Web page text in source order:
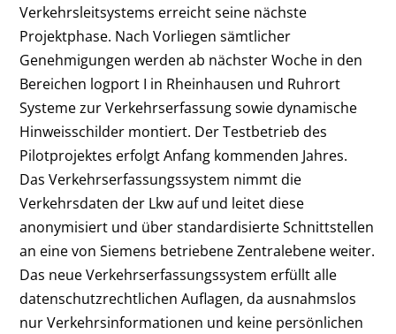
Verkehrsleitsystems erreicht seine nächste
Projektphase. Nach Vorliegen sämtlicher
Genehmigungen werden ab nächster Woche in den
Bereichen logport I in Rheinhausen und Ruhrort
Systeme zur Verkehrserfassung sowie dynamische
Hinweisschilder montiert. Der Testbetrieb des
Pilotprojektes erfolgt Anfang kommenden Jahres.
Das Verkehrserfassungssystem nimmt die
Verkehrsdaten der Lkw auf und leitet diese
anonymisiert und über standardisierte Schnittstellen
an eine von Siemens betriebene Zentralebene weiter.
Das neue Verkehrserfassungssystem erfüllt alle
datenschutzrechtlichen Auflagen, da ausnahmslos
nur Verkehrsinformationen und keine persönlichen